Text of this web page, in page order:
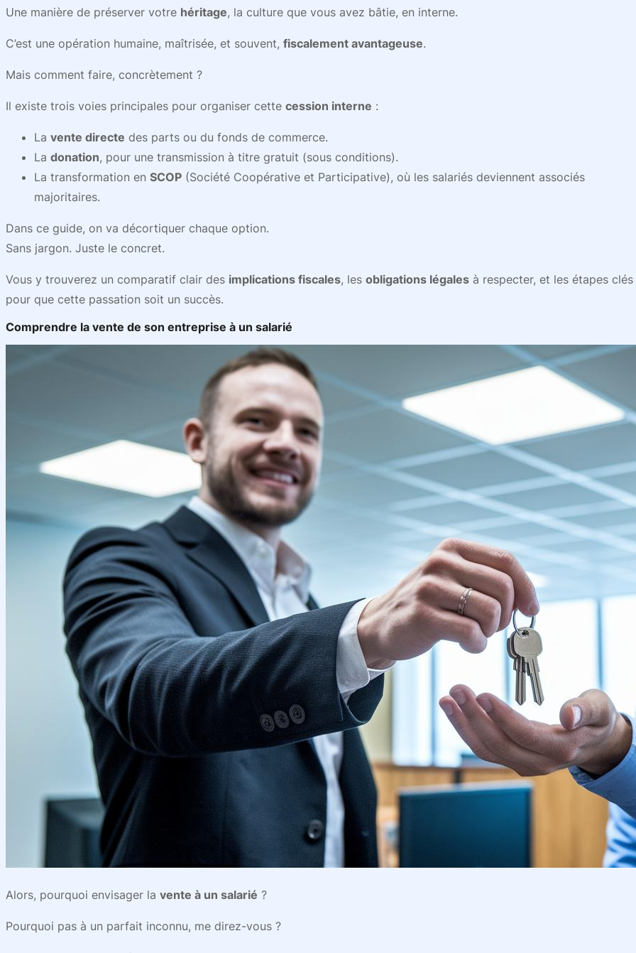
Une manière de préserver votre héritage, la culture que vous avez bâtie, en interne.
C’est une opération humaine, maîtrisée, et souvent, fiscalement avantageuse.
Mais comment faire, concrètement ?
Il existe trois voies principales pour organiser cette cession interne :
La vente directe des parts ou du fonds de commerce.
La donation, pour une transmission à titre gratuit (sous conditions).
La transformation en SCOP (Société Coopérative et Participative), où les salariés deviennent associés
majoritaires.
Dans ce guide, on va décortiquer chaque option.
Sans jargon. Juste le concret.
Vous y trouverez un comparatif clair des implications fiscales, les obligations légales à respecter, et les étapes clés
pour que cette passation soit un succès.
Comprendre la vente de son entreprise à un salarié
Alors, pourquoi envisager la vente à un salarié ?
Pourquoi pas à un parfait inconnu, me direz-vous ?